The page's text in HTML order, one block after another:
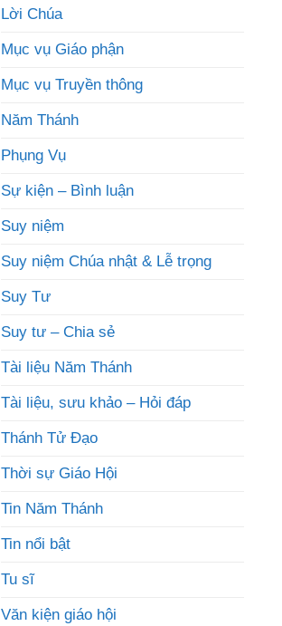
Lời Chúa
Mục vụ Giáo phận
Mục vụ Truyền thông
Năm Thánh
Phụng Vụ
Sự kiện – Bình luận
Suy niệm
Suy niệm Chúa nhật & Lễ trọng
Suy Tư
Suy tư – Chia sẻ
Tài liệu Năm Thánh
Tài liệu, sưu khảo – Hỏi đáp
Thánh Tử Đạo
Thời sự Giáo Hội
Tin Năm Thánh
Tin nổi bật
Tu sĩ
Văn kiện giáo hội